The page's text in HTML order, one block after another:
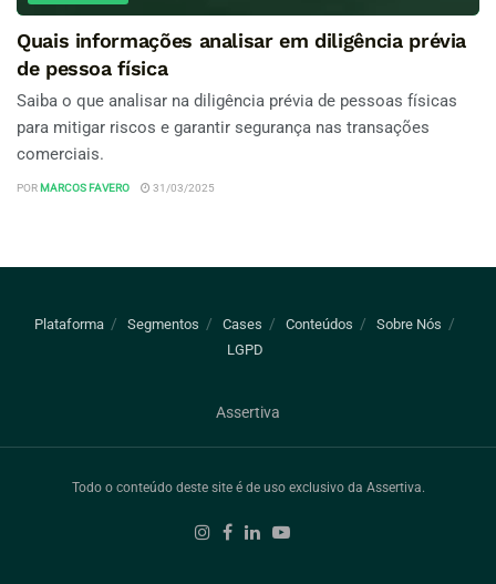
Quais informações analisar em diligência prévia
de pessoa física
Saiba o que analisar na diligência prévia de pessoas físicas
para mitigar riscos e garantir segurança nas transações
comerciais.
POR MARCOS FAVERO 31/03/2025
Plataforma Segmentos Cases Conteúdos
Sobre Nós
LGPD
Assertiva
Todo o conteúdo deste site é de uso exclusivo da Assertiva.